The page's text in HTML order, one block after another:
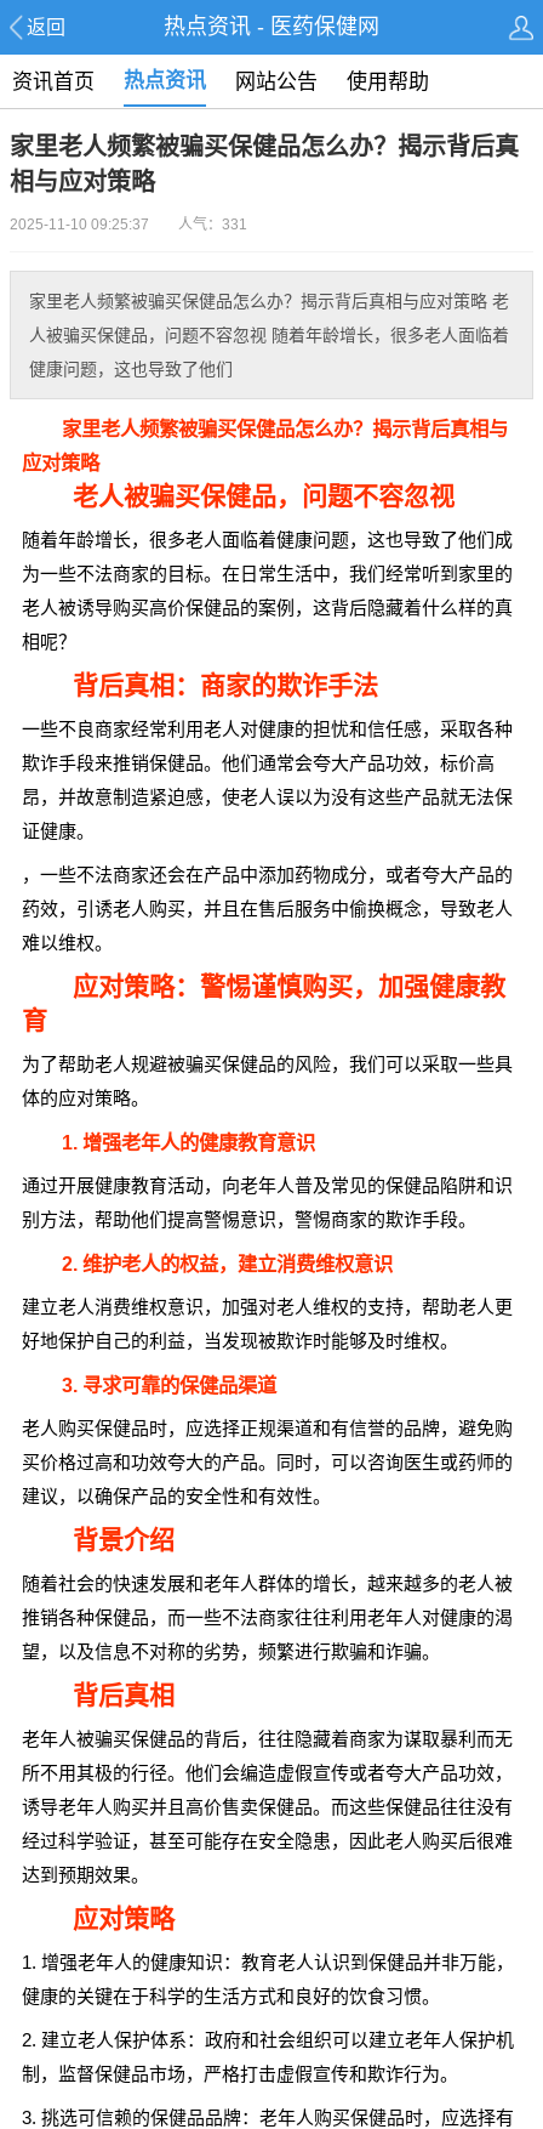
返回 热点资讯 - 医药保健网
资讯首页 热点资讯 网站公告 使用帮助
家里老人频繁被骗买保健品怎么办？揭示背后真
相与应对策略
2025-11-10 09:25:37 人气：331
家里老人频繁被骗买保健品怎么办？揭示背后真相与应对策略 老
人被骗买保健品，问题不容忽视 随着年龄增长，很多老人面临着
健康问题，这也导致了他们
家里老人频繁被骗买保健品怎么办？揭示背后真相与
应对策略
老人被骗买保健品，问题不容忽视
随着年龄增长，很多老人面临着健康问题，这也导致了他们成
为一些不法商家的目标。在日常生活中，我们经常听到家里的
老人被诱导购买高价保健品的案例，这背后隐藏着什么样的真
相呢？
背后真相：商家的欺诈手法
一些不良商家经常利用老人对健康的担忧和信任感，采取各种
欺诈手段来推销保健品。他们通常会夸大产品功效，标价高
昂，并故意制造紧迫感，使老人误以为没有这些产品就无法保
证健康。
，一些不法商家还会在产品中添加药物成分，或者夸大产品的
药效，引诱老人购买，并且在售后服务中偷换概念，导致老人
难以维权。
应对策略：警惕谨慎购买，加强健康教
育
为了帮助老人规避被骗买保健品的风险，我们可以采取一些具
体的应对策略。
1. 增强老年人的健康教育意识
通过开展健康教育活动，向老年人普及常见的保健品陷阱和识
别方法，帮助他们提高警惕意识，警惕商家的欺诈手段。
2. 维护老人的权益，建立消费维权意识
建立老人消费维权意识，加强对老人维权的支持，帮助老人更
好地保护自己的利益，当发现被欺诈时能够及时维权。
3. 寻求可靠的保健品渠道
老人购买保健品时，应选择正规渠道和有信誉的品牌，避免购
买价格过高和功效夸大的产品。同时，可以咨询医生或药师的
建议，以确保产品的安全性和有效性。
背景介绍
随着社会的快速发展和老年人群体的增长，越来越多的老人被
推销各种保健品，而一些不法商家往往利用老年人对健康的渴
望，以及信息不对称的劣势，频繁进行欺骗和诈骗。
背后真相
老年人被骗买保健品的背后，往往隐藏着商家为谋取暴利而无
所不用其极的行径。他们会编造虚假宣传或者夸大产品功效，
诱导老年人购买并且高价售卖保健品。而这些保健品往往没有
经过科学验证，甚至可能存在安全隐患，因此老人购买后很难
达到预期效果。
应对策略
1. 增强老年人的健康知识：教育老人认识到保健品并非万能，
健康的关键在于科学的生活方式和良好的饮食习惯。
2. 建立老人保护体系：政府和社会组织可以建立老年人保护机
制，监督保健品市场，严格打击虚假宣传和欺诈行为。
3. 挑选可信赖的保健品品牌：老年人购买保健品时，应选择有